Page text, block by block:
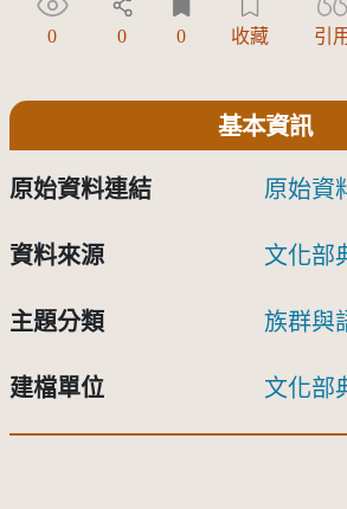
0 0 0 收藏 引用
基本資訊
原始資料連結 原始資
資料來源 文化部
主題分類 族群與
建檔單位 文化部